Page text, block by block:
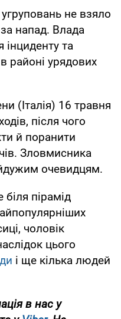
не взяло
за напад. Влада
інциденту та
районі урядових
(Італія) 16 травня
після чого
й поранити
Зловмисника
очевидцям.
пірамід
чоловік
цього
і ще кілька людей
в нас у